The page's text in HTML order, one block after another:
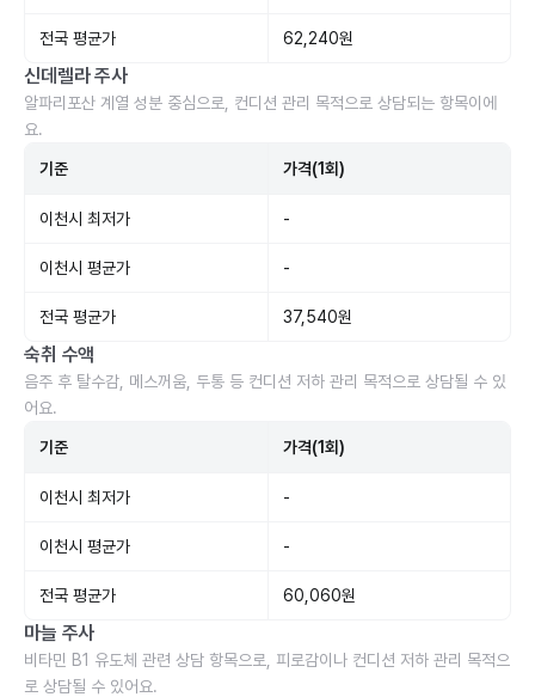
전국 평균가 62,240원
신데렐라 주사
알파리포산 계열 성분 중심으로, 컨디션 관리 목적으로 상담되는 항목이에
요.
기준 가격(1회)
이천시 최저가 -
이천시 평균가 -
전국 평균가 37,540원
숙취 수액
음주 후 탈수감, 메스꺼움, 두통 등 컨디션 저하 관리 목적으로 상담될 수 있
어요.
기준 가격(1회)
이천시 최저가 -
이천시 평균가 -
전국 평균가 60,060원
마늘 주사
비타민 B1 유도체 관련 상담 항목으로, 피로감이나 컨디션 저하 관리 목적으
로 상담될 수 있어요.